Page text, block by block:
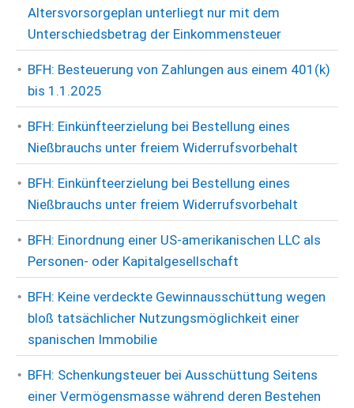
Altersvorsorgeplan unterliegt nur mit dem
Unterschiedsbetrag der Einkommensteuer
BFH: Besteuerung von Zahlungen aus einem 401(k)
bis 1.1.2025
BFH: Einkünfteerzielung bei Bestellung eines
Nießbrauchs unter freiem Widerrufsvorbehalt
BFH: Einkünfteerzielung bei Bestellung eines
Nießbrauchs unter freiem Widerrufsvorbehalt
BFH: Einordnung einer US-amerikanischen LLC als
Personen- oder Kapitalgesellschaft
BFH: Keine verdeckte Gewinnausschüttung wegen
bloß tatsächlicher Nutzungsmöglichkeit einer
spanischen Immobilie
BFH: Schenkungsteuer bei Ausschüttung Seitens
einer Vermögensmasse während deren Bestehen